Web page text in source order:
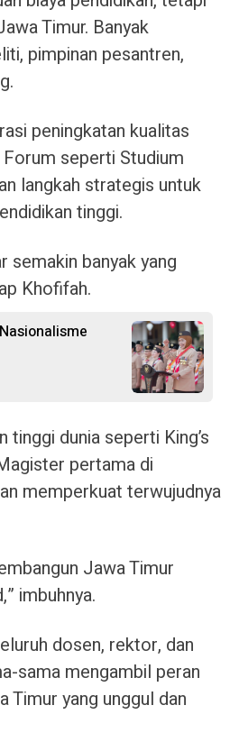
Timur. Banyak
pimpinan pesantren,
peningkatan kualitas
seperti Studium
langkah strategis untuk
tinggi.
semakin banyak yang
Khofifah.
dunia seperti King’s
pertama di
memperkuat terwujudnya
Jawa Timur
imbuhnya.
dosen, rektor, dan
sama mengambil peran
Timur yang unggul dan